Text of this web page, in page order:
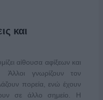
και
αίθουσα αφίξεων και
γνωρίζουν τον
πορεία, ενώ έχουν
σε άλλο σημείο. Η